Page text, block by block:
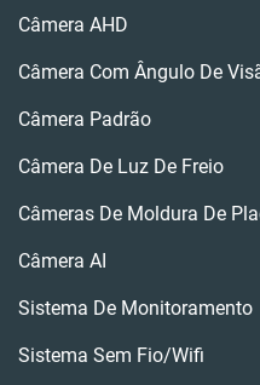
Câmera AHD
Câmera Com Ângulo De
Câmera Padrão
Câmera De Luz De Freio
Câmeras De Moldura De
Câmera AI
Sistema De Monitoramento
Sistema Sem Fio/wifi